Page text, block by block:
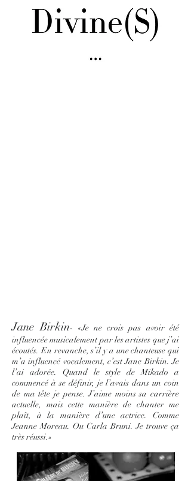
Jane Birkin- «Je ne crois pas avoir été
influencée musicalement par les artistes que j’ai
écoutés. En revanche, s’il y a une chanteuse qui
m’a influencé vocalement, c’est Jane Birkin. Je
l’ai adorée. Quand le style de Mikado a
commencé à se définir, je l’avais dans un coin
de ma tête je pense. J’aime moins sa carrière
actuelle, mais cette manière de chanter me
plaît, à la manière d’une actrice. Comme
Jeanne Moreau. Ou Carla Bruni. Je trouve ça
très réussi.»